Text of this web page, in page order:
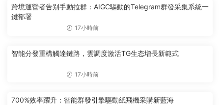
跨境運營者告别手動拉群：AIGC驅動的Telegram群發采集系統一
鍵部署
17小時前
智能分發重構觸達鏈路，雲調度激活TG生态增長新範式
17小時前
700%效率躍升：智能群發引擎驅動紙飛機采購新藍海